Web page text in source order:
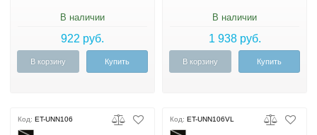
В наличии
922 руб.
В корзину Купить
В наличии
1 938 руб.
В корзину Купить
Код: ET-UNN106 Код: ET-UNN106VL